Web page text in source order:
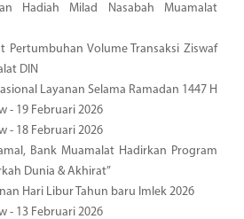
Hadiah Milad Nasabah Muamalat
Pertumbuhan Volume Transaksi Ziswaf
DIN
Layanan Selama Ramadan 1447 H
- 19 Februari 2026
- 18 Februari 2026
Bank Muamalat Hadirkan Program
Dunia & Akhirat”
Hari Libur Tahun baru Imlek 2026
- 13 Februari 2026